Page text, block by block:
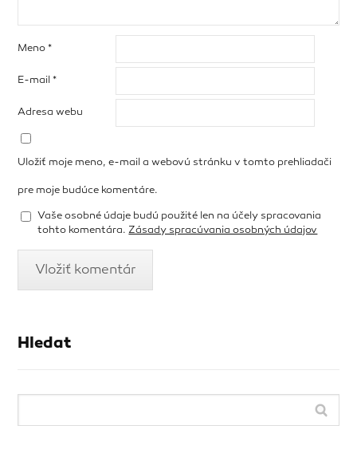
Meno*
E-mail*
Adresa webu
Uložiť moje meno, e-mail a webovú stránku v tomto prehliadači
pre moje budúce komentáre.
Vaše osobné údaje budú použité len na účely spracovania
tohto komentára. Zásady spracúvania osobných údajov
Hledat